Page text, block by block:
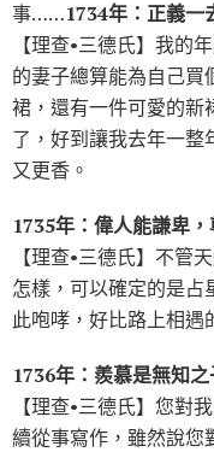
事……1734年：正義一
【理查•三德氏】我的
的妻子總算能為自己買
裙，還有一件可愛的新
了，好到讓我去年一整
又更香。
1735年：偉人能謙卑，
【理查•三德氏】不管
怎樣，可以確定的是占
此咆哮，好比路上相
1736年：羨慕是無知之
【理查•三德氏】您對
續從事寫作，雖然說您